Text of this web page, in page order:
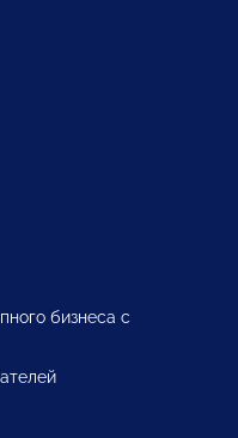
бизнеса с